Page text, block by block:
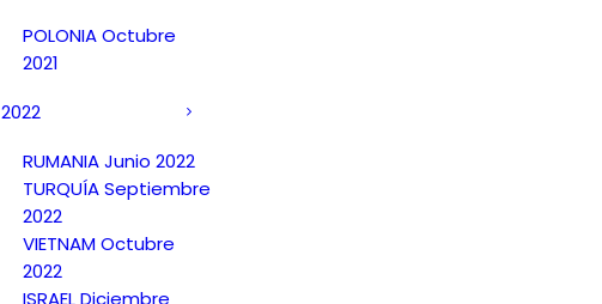
POLONIA Octubre
2021
2022
RUMANIA Junio 2022
TURQUÍA Septiembre
2022
VIETNAM Octubre
2022
ISRAEL Diciembre